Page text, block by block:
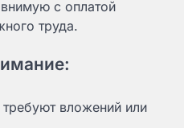
с оплатой
труда.
вложений или